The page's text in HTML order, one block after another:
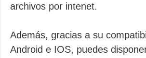
archivos por intenet.
Además, gracias a su
Android e IOS, puedes